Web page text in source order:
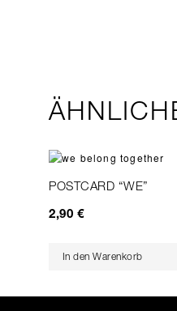
POSTCARD “WE”
2,90 €
In den Warenkorb